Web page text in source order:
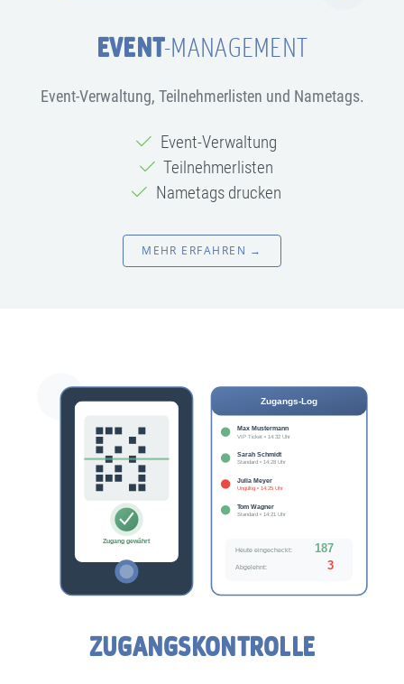
EVENT-MANAGEMENT
Event-Verwaltung, Teilnehmerlisten und Nametags.
Event-Verwaltung
Teilnehmerlisten
Nametags drucken
MEHR ERFAHREN →
ZUGANGSKONTROLLE